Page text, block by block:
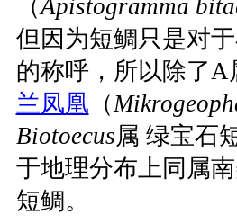
（Apistogramma
但因为短鲷只是对
的称呼，所以除了A
兰凤凰 （
Biotoecus属 绿宝石
于地理分布上同属
短鲷。